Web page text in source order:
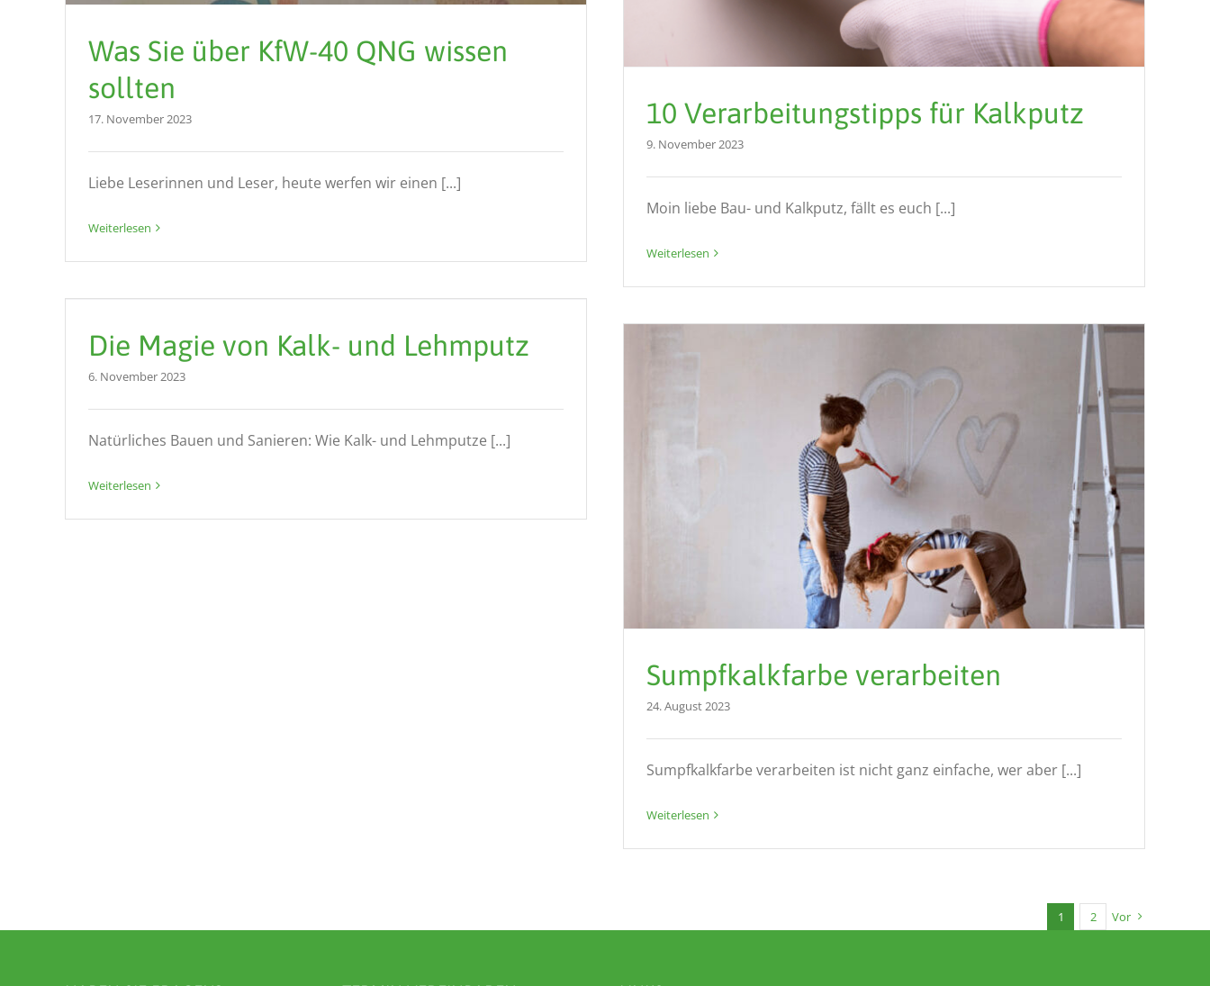
Was Sie über KfW-40 QNG wissen
sollten
17. November 2023
Liebe Leserinnen und Leser, heute werfen wir einen [...]
Weiterlesen
10 Verarbeitungstipps für Kalkputz
9. November 2023
Moin liebe Bau- und Kalkputz, fällt es euch [...]
Weiterlesen
Die Magie von Kalk- und Lehmputz
6. November 2023
Natürliches Bauen und Sanieren: Wie Kalk- und Lehmputze [...]
Weiterlesen
Sumpfkalkfarbe verarbeiten
24. August 2023
Sumpfkalkfarbe verarbeiten ist nicht ganz einfache, wer aber [...]
Weiterlesen
1 2 Vor